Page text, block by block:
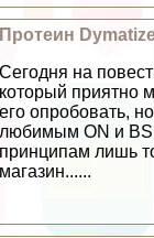
Протеин
Сегодня на
который приятно
его опробовать,
любимым ON и
принципам лишь
магазин......